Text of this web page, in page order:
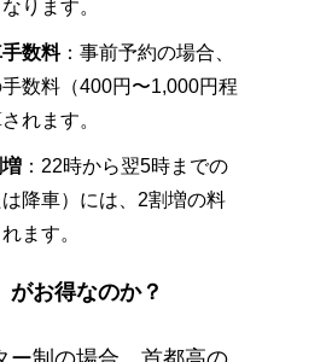
ります。
数料：事前予約の場合、
数料（400円〜1,000円程
れます。
：22時から翌5時までの
降車）には、2割増の料
ます。
がお得なのか？